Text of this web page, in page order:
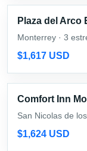
Plaza del Arco
Monterrey · 3
$1,617 USD
Comfort Inn
San Nicolas de
$1,624 USD